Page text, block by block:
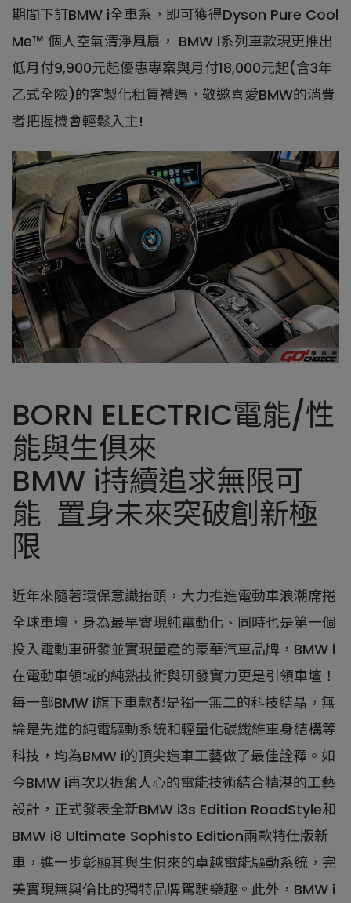
期間下訂BMW i全車系，即可獲得Dyson Pure Cool
Me™ 個人空氣清淨風扇， BMW i系列車款現更推出
低月付9,900元起優惠專案與月付18,000元起(含3年
乙式全險)的客製化租賃禮遇，敬邀喜愛BMW的消費
者把握機會輕鬆入主!
BORN ELECTRIC電能/性
能與生俱來
BMW i持續追求無限可
能 置身未來突破創新極
限
近年來隨著環保意識抬頭，大力推進電動車浪潮席捲
全球車壇，身為最早實現純電動化、同時也是第一個
投入電動車研發並實現量產的豪華汽車品牌，BMW i
在電動車領域的純熟技術與研發實力更是引領車壇！
每一部BMW i旗下車款都是獨一無二的科技結晶，無
論是先進的純電驅動系統和輕量化碳纖維車身結構等
科技，均為BMW i的頂尖造車工藝做了最佳詮釋。如
今BMW i再次以振奮人心的電能技術結合精湛的工藝
設計，正式發表全新BMW i3s Edition RoadStyle和
BMW i8 Ultimate Sophisto Edition兩款特仕版新
車，進一步彰顯其與生俱來的卓越電能驅動系統，完
美實現無與倫比的獨特品牌駕駛樂趣。此外，BMW i